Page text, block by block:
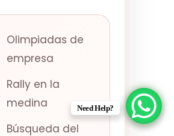
Olimpiadas de
empresa
Rally en la
medina
Búsqueda del
Need Help?